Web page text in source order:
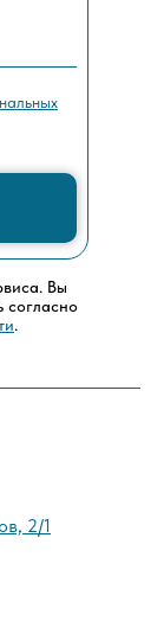
Вы
согласно
.
2/1